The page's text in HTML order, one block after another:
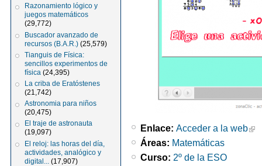
Razonamiento lógico y
juegos matemáticos
(29,772)
Buscador avanzado de
recursos (B.A.R.) (25,579)
Tianguis de Física:
sencillos experimentos de
física (24,395)
La criba de Eratóstenes
(21,742)
Astronomia para niños
(20,475)
El traje de astronauta
(19,097)
El reloj: las horas del día,
actividades, analógico y
digital...
(17,907)
Enlace:Acceder a la web
Áreas: Matemáticas
Curso: 2º de la ESO